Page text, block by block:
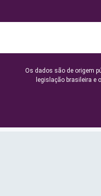
Os dados são de origem
legislação brasileira e